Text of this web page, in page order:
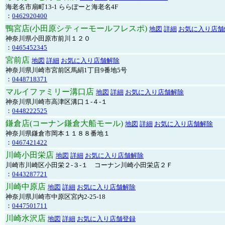
海老名市扇町13-1 ららぽーと海老名4F
： 0462920400
鴨宮店(小田原シティーモールフレスポ) 地図 詳細 お気に入り店
神奈川県小田原市前川１２０
： 0465452345
宮前店 地図 詳細 お気に入り店舗解除
神奈川県川崎市宮前区馬絹1丁目9番地5号
： 0448718371
マルイファミリー溝口店 地図 詳細 お気に入り店舗解除
神奈川県川崎市高津区溝口１-４-１
： 0448222525
鎌倉店(コーナン鎌倉大船モール) 地図 詳細 お気に入り店舗解除
神奈川県鎌倉市岡本１１８８番地１
： 0467421422
川崎小田栄店 地図 詳細 お気に入り店舗解除
川崎市川崎区小田栄２‐３‐１ コーナン川崎小田栄店２Ｆ
： 0443287721
川崎中原店 地図 詳細 お気に入り店舗解除
神奈川県川崎市中原区宮内2-25-18
： 0447501711
川崎水沢店 地図 詳細 お気に入り店舗登録